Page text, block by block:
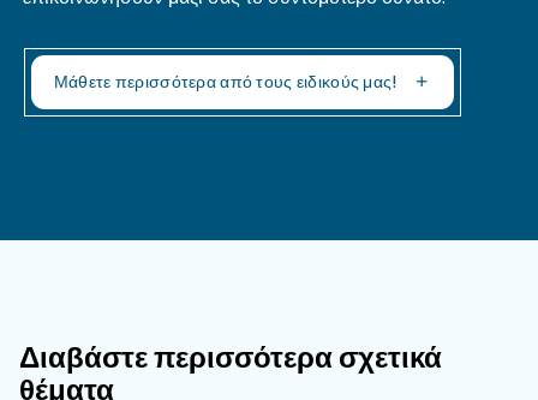
Επικοινωνήστε με τους
μας